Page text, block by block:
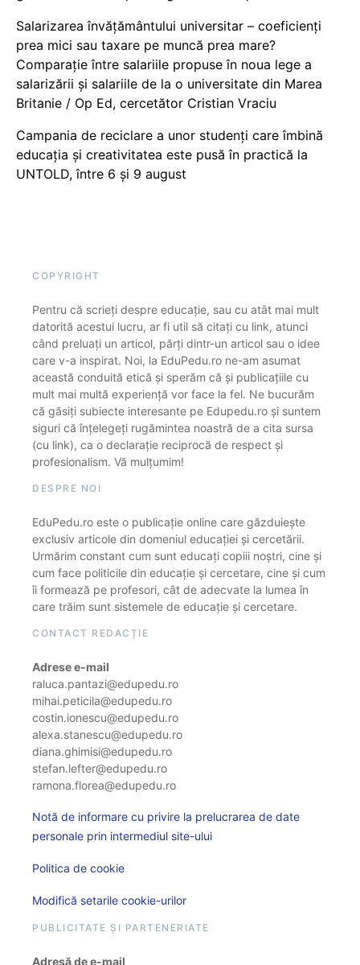
Salarizarea învățământului universitar – coeficienți
prea mici sau taxare pe muncă prea mare?
Comparație între salariile propuse în noua lege a
salarizării și salariile de la o universitate din Marea
Britanie / Op Ed, cercetător Cristian Vraciu
Campania de reciclare a unor studenți care îmbină
educația și creativitatea este pusă în practică la
UNTOLD, între 6 și 9 august
COPYRIGHT
Pentru că scrieți despre educație, sau cu atât mai mult
datorită acestui lucru, ar fi util să citați cu link, atunci
când preluați un articol, părți dintr-un articol sau o idee
care v-a inspirat. Noi, la EduPedu.ro ne-am asumat
această conduită etică și sperăm că și publicațiile cu
mult mai multă experiență vor face la fel. Ne bucurăm
că găsiți subiecte interesante pe Edupedu.ro și suntem
siguri că înțelegeți rugămintea noastră de a cita sursa
(cu link), ca o declarație reciprocă de respect și
profesionalism. Vă mulțumim!
DESPRE NOI
EduPedu.ro este o publicație online care găzduiește
exclusiv articole din domeniul educației și cercetării.
Urmărim constant cum sunt educați copiii noștri, cine și
cum face politicile din educație și cercetare, cine și cum
îi formează pe profesori, cât de adecvate la lumea în
care trăim sunt sistemele de educație și cercetare.
CONTACT REDACȚIE
Adrese e-mail
raluca.pantazi@edupedu.ro
mihai.peticila@edupedu.ro
costin.ionescu@edupedu.ro
alexa.stanescu@edupedu.ro
diana.ghimisi@edupedu.ro
stefan.lefter@edupedu.ro
ramona.florea@edupedu.ro
Notă de informare cu privire la prelucrarea de date
personale prin intermediul site-ului
Politica de cookie
Modifică setarile cookie-urilor
PUBLICITATE ȘI PARTENERIATE
Adresă de e-mail